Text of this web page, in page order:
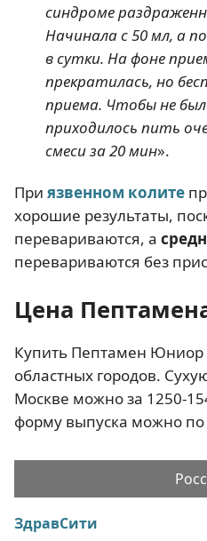
синдроме
Начинала с 50 мл, а
в сутки. На фоне
прекратилась, но
приема. Чтобы не
приходилось пить
смеси за 20 мин».
При язвенном колите
хорошие результаты,
перевариваются, а
перевариваются без
Цена
Купить Пептамен Юниор
областных городов.
Москве можно за 1250-
форму выпуска можно по
ЗдравСити